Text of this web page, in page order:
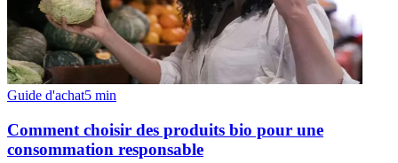
Guide d'achat5 min
Comment choisir des produits bio pour une
consommation responsable